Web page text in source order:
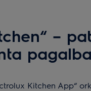
–
Kitchen App“